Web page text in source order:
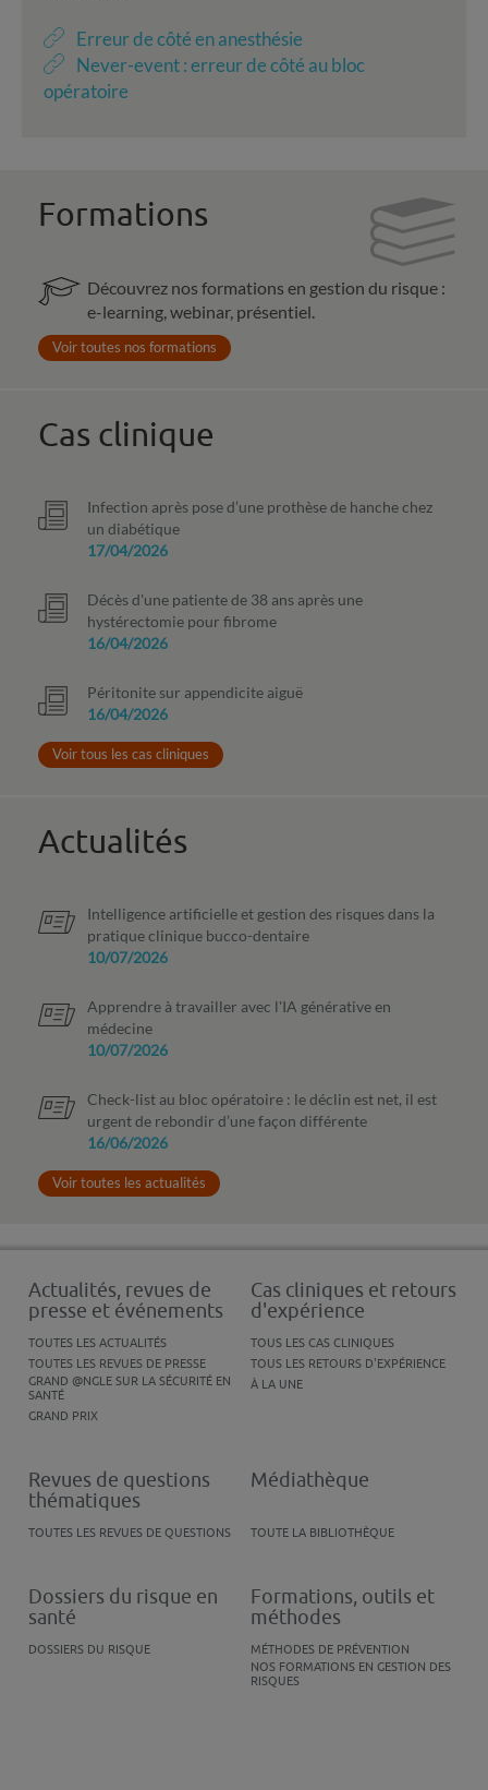
Erreur de côté en anesthésie
Never-event : erreur de côté au bloc
opératoire
Formations
Découvrez nos formations en gestion du risque :
e-learning, webinar, présentiel.
Voir toutes nos formations
Cas clinique
Infection après pose d’une prothèse de hanche chez
un diabétique
17/04/2026
Décès d'une patiente de 38 ans après une
hystérectomie pour fibrome
16/04/2026
Péritonite sur appendicite aiguë
16/04/2026
Voir tous les cas cliniques
Actualités
Intelligence artificielle et gestion des risques dans la
pratique clinique bucco-dentaire
10/07/2026
Apprendre à travailler avec l'IA générative en
médecine
10/07/2026
Check-list au bloc opératoire : le déclin est net, il est
urgent de rebondir d’une façon différente
16/06/2026
Voir toutes les actualités
Actualités, revues de
presse et événements
TOUTES LES ACTUALITÉS
TOUTES LES REVUES DE PRESSE
GRAND @NGLE SUR LA SÉCURITÉ EN
SANTÉ
GRAND PRIX
Cas cliniques et retours
d'expérience
TOUS LES CAS CLINIQUES
TOUS LES RETOURS D'EXPÉRIENCE
À LA UNE
Revues de questions
thématiques
TOUTES LES REVUES DE QUESTIONS
Médiathèque
TOUTE LA BIBLIOTHÈQUE
Dossiers du risque en
santé
DOSSIERS DU RISQUE
Formations, outils et
méthodes
MÉTHODES DE PRÉVENTION
NOS FORMATIONS EN GESTION DES
RISQUES